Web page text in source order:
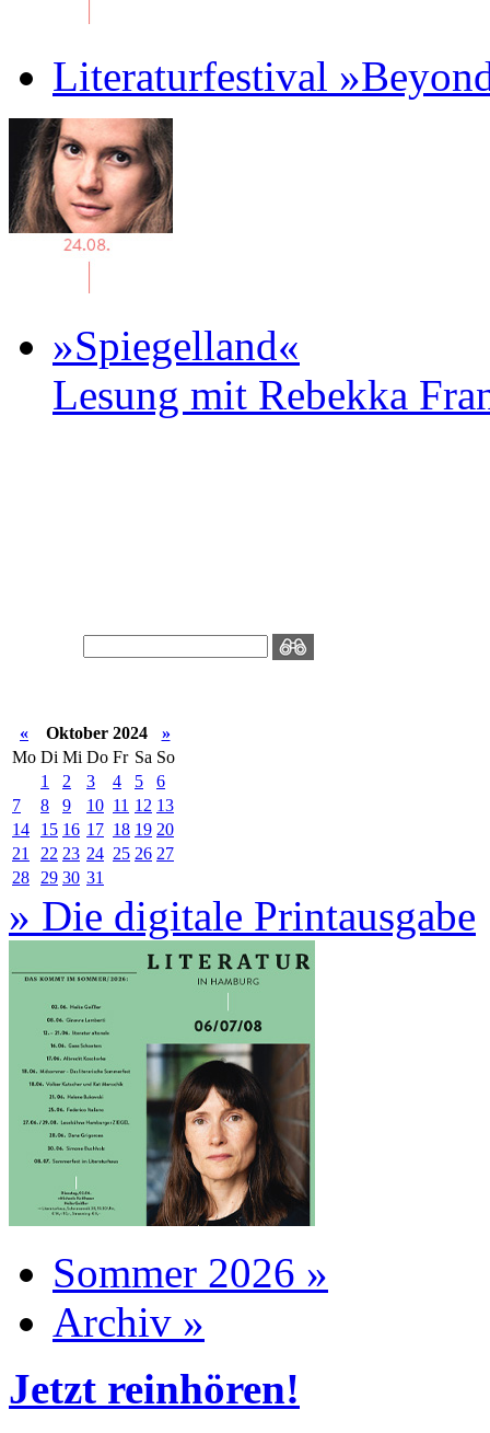
Literaturfestival
»Spiegelland«
Lesung mit Rebekka
« Oktober 2024
»
Mo Di Mi Do Fr Sa So
1
2 3 4 5
6
7
8 9 10 11 12 13
14
15 16 17 18 19 20
21
22 23 24 25 26 27
28
29 30 31
» Die digitale Printausgabe
Sommer 2026 »
Archiv »
Jetzt reinhören!